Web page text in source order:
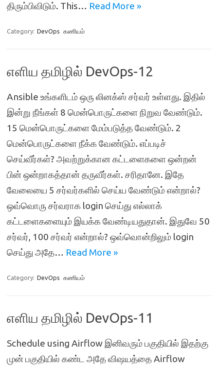
திரும்பிவிடும். This… Read More »
Category: DevOps கணியம்
எளிய தமிழில் DevOps-12
Ansible உங்களிடம் ஒரு லினக்ஸ் சர்வர் உள்ளது. இதில்
இன்று நீங்கள் 8 மென்பொருட்களை நிறுவ வேண்டும்.
15 மென்பொருட்களை மேம்படுத்த வேண்டும். 2
மென்பொருட்களை நீக்க வேண்டும். எப்படிச்
செய்வீர்கள்? அவற்றுக்கான கட்டளைகளை ஒன்றன்
பின் ஒன்றாகத்தான் தருவீர்கள். சரிதானே. இதே
வேலையை 5 சர்வர்களில் செய்ய வேண்டும் என்றால்?
ஒவ்வொரு சர்வராக login செய்து எல்லாக்
கட்டளைகளையும் இயக்க வேண்டியதுதான். இதுவே 50
சர்வர், 100 சர்வர் என்றால்? ஒவ்வொன்றிலும் login
செய்து அதே… Read More »
Category: DevOps கணியம்
எளிய தமிழில் DevOps-11
Schedule using Airflow இனிவரும் பகுதியில் இதற்கு
முன் பகுதியில் கண்ட அதே விஷயத்தை Airflow